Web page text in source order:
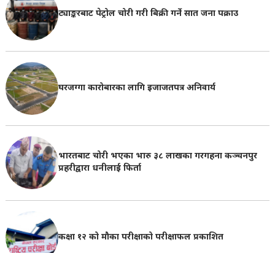
ट्याङ्करबाट पेट्रोल चोरी गरी बिक्री गर्ने सात जना पक्राउ
घरजग्गा कारोबारका लागि इजाजतपत्र अनिवार्य
भारतबाट चोरी भएका भारु ३८ लाखका गरगहना कञ्चनपुर
प्रहरीद्वारा धनीलाई फिर्ता
कक्षा १२ को मौका परीक्षाको परीक्षाफल प्रकाशित